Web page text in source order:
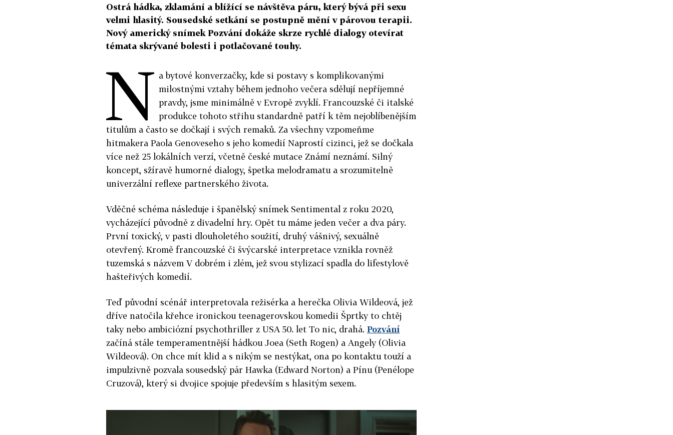
Ostrá hádka, zklamání a blížící se návštěva páru, který bývá při sexu
velmi hlasitý. Sousedské setkání se postupně mění v párovou terapii.
Nový americký snímek Pozvání dokáže skrze rychlé dialogy otevírat
témata skrývané bolesti i potlačované touhy.
N a bytové konverzačky, kde si postavy s komplikovanými
milostnými vztahy během jednoho večera sdělují nepříjemné
pravdy, jsme minimálně v Evropě zvyklí. Francouzské či italské
produkce tohoto střihu standardně patří k těm nejoblíbenějším
titulům a často se dočkají i svých remaků. Za všechny vzpomeňme
hitmakera Paola Genoveseho s jeho komedií Naprostí cizinci, jež se dočkala
více než 25 lokálních verzí, včetně české mutace Známí neznámí. Silný
koncept, sžíravě humorné dialogy, špetka melodramatu a srozumitelně
univerzální reflexe partnerského života.
Vděčné schéma následuje i španělský snímek Sentimental z roku 2020,
vycházející původně z divadelní hry. Opět tu máme jeden večer a dva páry.
První toxický, v pasti dlouholetého soužití, druhý vášnivý, sexuálně
otevřený. Kromě francouzské či švýcarské interpretace vznikla rovněž
tuzemská s názvem V dobrém i zlém, jež svou stylizací spadla do lifestylově
hašteřivých komedií.
Teď původní scénář interpretovala režisérka a herečka Olivia Wildeová, jež
dříve natočila křehce ironickou teenagerovskou komedii Šprtky to chtěj
taky nebo ambiciózní psychothriller z USA 50. let To nic, drahá. Pozvání
začíná stále temperamentnější hádkou Joea (Seth Rogen) a Angely (Olivia
Wildeová). On chce mít klid a s nikým se nestýkat, ona po kontaktu touží a
impulzivně pozvala sousedský pár Hawka (Edward Norton) a Pínu (Penélope
Cruzová), který si dvojice spojuje především s hlasitým sexem.